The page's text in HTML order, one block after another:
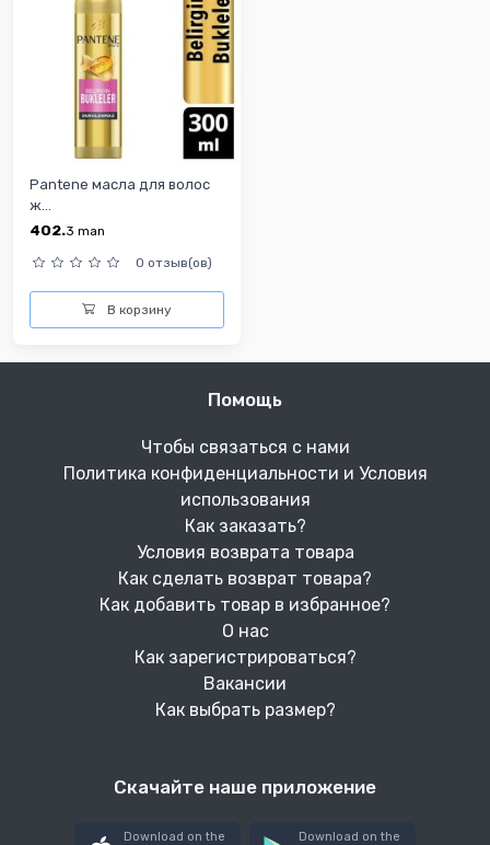
Pantene масла для волос
ж...
402.3 man
0 отзыв(ов)
В корзину
Помощь
Чтобы связаться с нами
Политика конфиденциальности и Условия
использования
Как заказать?
Условия возврата товара
Как сделать возврат товара?
Как добавить товар в избранное?
О нас
Как зарегистрироваться?
Вакансии
Как выбрать размер?
Скачайте наше приложение
Download on the Download on the